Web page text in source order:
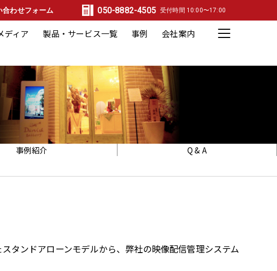
合わせフォーム 050-8882-4505 受付時間 10:00〜17:00
ディア
製品・サービス一覧
事例
会社案内
事例紹介 Q & A
タンドアローンモデルから、弊社の映像配信管理システム